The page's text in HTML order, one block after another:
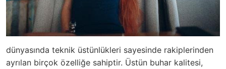
dünyasında teknik üstünlükleri sayesinde rakiplerinden
ayrılan birçok özelliğe sahiptir. Üstün buhar kalitesi,